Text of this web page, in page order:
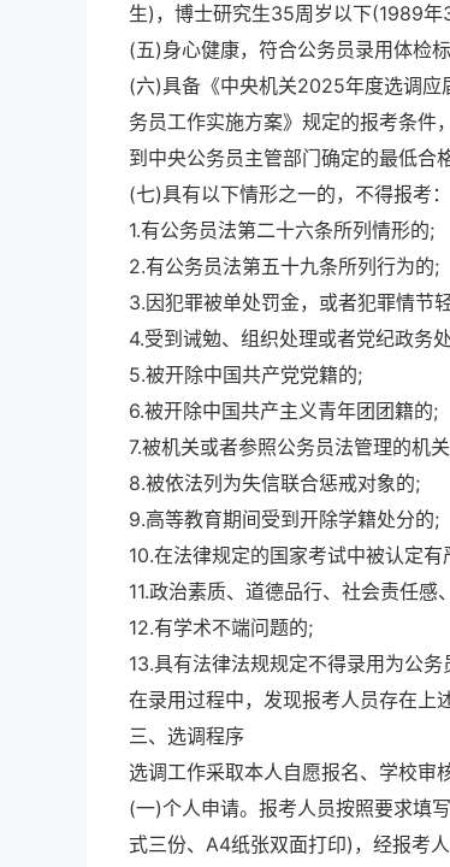
生)，博士研究生35周岁以下(1989年
(五)身心健康，符合公务员录用体检标
(六)具备《中央机关2025年度选调
务员工作实施方案》规定的报考条
到中央公务员主管部门确定的最低合
(七)具有以下情形之一的，不得报考：
1.有公务员法第二十六条所列情形的;
2.有公务员法第五十九条所列行为的;
3.因犯罪被单处罚金，或者犯罪情节
4.受到诫勉、组织处理或者党纪政务
5.被开除中国共产党党籍的;
6.被开除中国共产主义青年团团籍的;
7.被机关或者参照公务员法管理的机
8.被依法列为失信联合惩戒对象的;
9.高等教育期间受到开除学籍处分的;
10.在法律规定的国家考试中被认定
11.政治素质、道德品行、社会责任
12.有学术不端问题的;
13.具有法律法规规定不得录用为公务
在录用过程中，发现报考人员存在上
三、选调程序
选调工作采取本人自愿报名、学校审
(一)个人申请。报考人员按照要求填
式三份、A4纸张双面打印)，经报考